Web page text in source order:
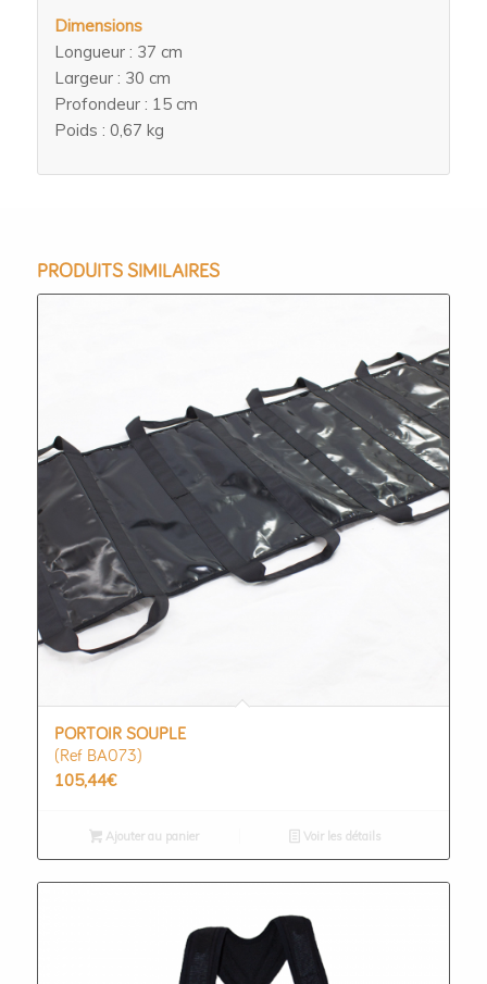
Dimensions
Longueur : 37 cm
Largeur : 30 cm
Profondeur : 15 cm
Poids : 0,67 kg
PRODUITS SIMILAIRES
PORTOIR SOUPLE
(Ref BA073)
105,44€
Ajouter au panier Voir les détails